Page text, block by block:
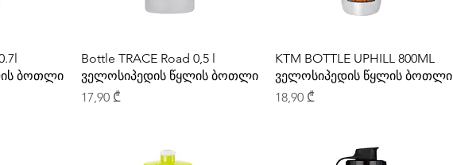
ბოთლი
Bottle TRACE Road 0,5 l
ველოსიპედის წყლის ბოთლი
Price
17,90 ₾
KTM BOTTLE UPHILL 800ML
ველოსიპედის წყლის ბოთლი
Price
18,90 ₾